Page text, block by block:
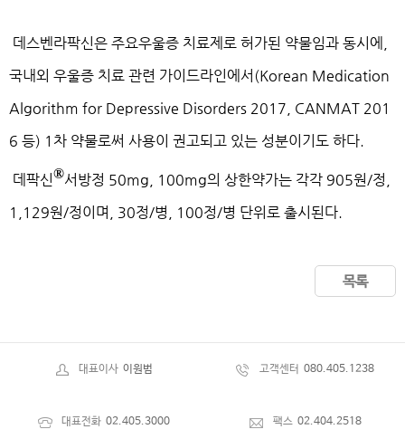
데스벤라팍신은 주요우울증 치료제로 허가된 약물임과 동시에,
국내외 우울증 치료 관련 가이드라인에서(Korean Medication
Algorithm for Depressive Disorders 2017, CANMAT 201
6 등) 1차 약물로써 사용이 권고되고 있는 성분이기도 하다.
데팍신®서방정 50mg, 100mg의 상한약가는 각각 905원/정,
1,129원/정이며, 30정/병, 100정/병 단위로 출시된다.
목록
대표이사 이원범 고객센터 080.405.1238
대표전화 02.405.3000 팩스 02.404.2518